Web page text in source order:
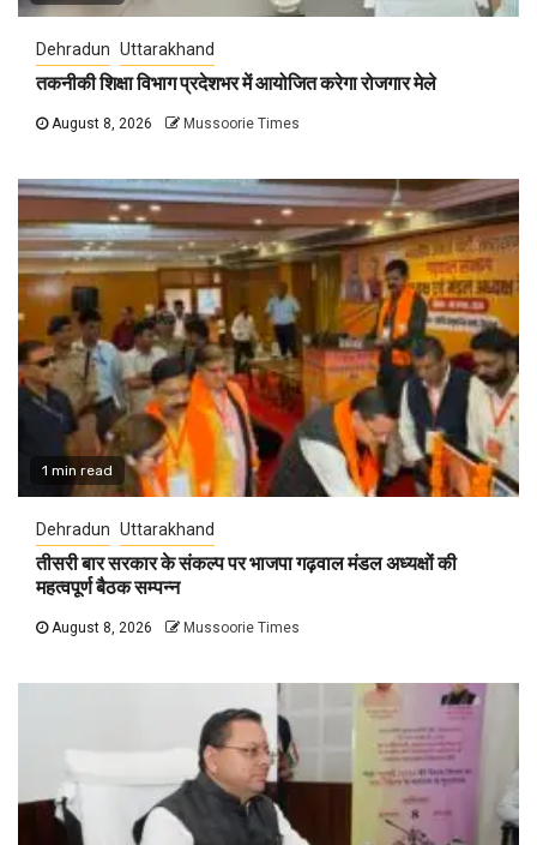
Dehradun Uttarakhand
तकनीकी शिक्षा विभाग प्रदेशभर में आयोजित करेगा रोजगार मेले
August 8, 2026 Mussoorie Times
1 min read
Dehradun Uttarakhand
तीसरी बार सरकार के संकल्प पर भाजपा गढ़वाल मंडल अध्यक्षों की
महत्वपूर्ण बैठक सम्पन्न
August 8, 2026 Mussoorie Times